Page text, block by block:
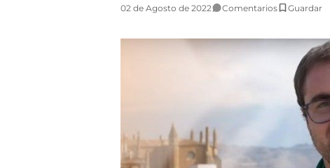
02 de Agosto de 2022 Comentarios Guardar